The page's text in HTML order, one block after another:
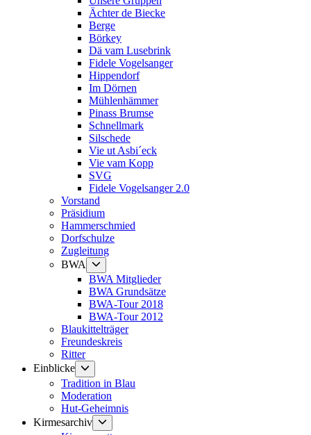
Ächter de Biecke
Berge
Börkey
Dä vam Lusebrink
Fidele Vogelsanger
Hippendorf
Im Dörnen
Mühlenhämmer
Pinass Brumse
Schnellmark
Silschede
Vie ut Asbi´eck
Vie vam Kopp
SVG
Fidele Vogelsanger 2.0
Vorstand
Präsidium
Hammerschmied
Dorfschulze
Zugleitung
BWA
anzeigen
BWA Mitglieder
BWA Grundsätze
BWA-Tour 2018
BWA-Tour 2012
Blaukittelträger
Freundeskreis
Ritter
Einblicke
Untermenü
anzeigen
Tradition in Blau
Moderation
Hut-Geheimnis
Kirmesarchiv
anzeigen